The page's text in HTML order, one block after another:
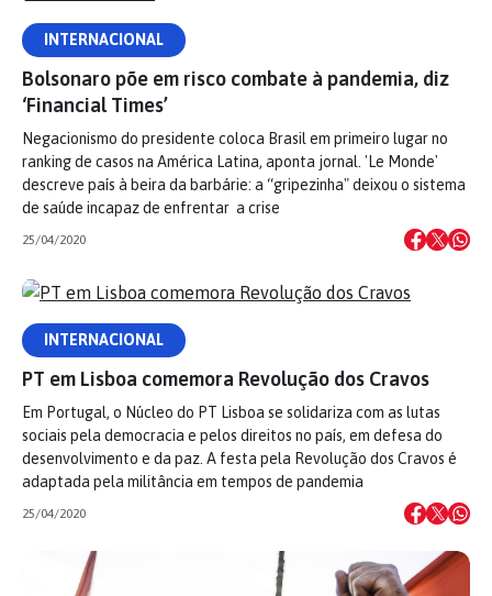
INTERNACIONAL
Bolsonaro põe em risco combate à pandemia, diz
‘Financial Times’
Negacionismo do presidente coloca Brasil em primeiro lugar no
ranking de casos na América Latina, aponta jornal. 'Le Monde'
descreve país à beira da barbárie: a “gripezinha" deixou o sistema
de saúde incapaz de enfrentar a crise
25/04/2020
INTERNACIONAL
PT em Lisboa comemora Revolução dos Cravos
Em Portugal, o Núcleo do PT Lisboa se solidariza com as lutas
sociais pela democracia e pelos direitos no país, em defesa do
desenvolvimento e da paz. A festa pela Revolução dos Cravos é
adaptada pela militância em tempos de pandemia
25/04/2020